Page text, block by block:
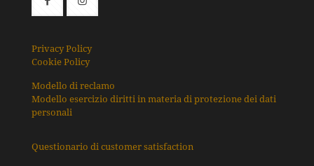
Privacy Policy
Cookie Policy
Modello di reclamo
Modello esercizio diritti in materia di protezione dei dati
personali
Questionario di customer satisfaction